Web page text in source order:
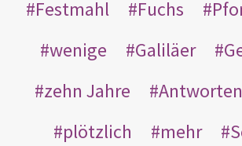
Festmahl
Fuchs
wenige
Galiläer
zehn Jahre
Antworten
plötzlich
mehr